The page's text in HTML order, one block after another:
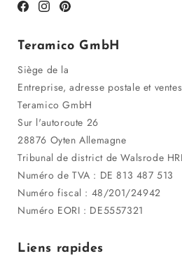
Facebook
Instagram
Pinterest
Teramico GmbH
Siège de la
Entreprise, adresse postale et ventes
Teramico GmbH
Sur l'autoroute 26
28876 Oyten Allemagne
Tribunal de district de Walsrode
Numéro de TVA : DE 813 487 513
Numéro fiscal : 48/201/24942
Numéro EORI : DE5557321
Liens rapides